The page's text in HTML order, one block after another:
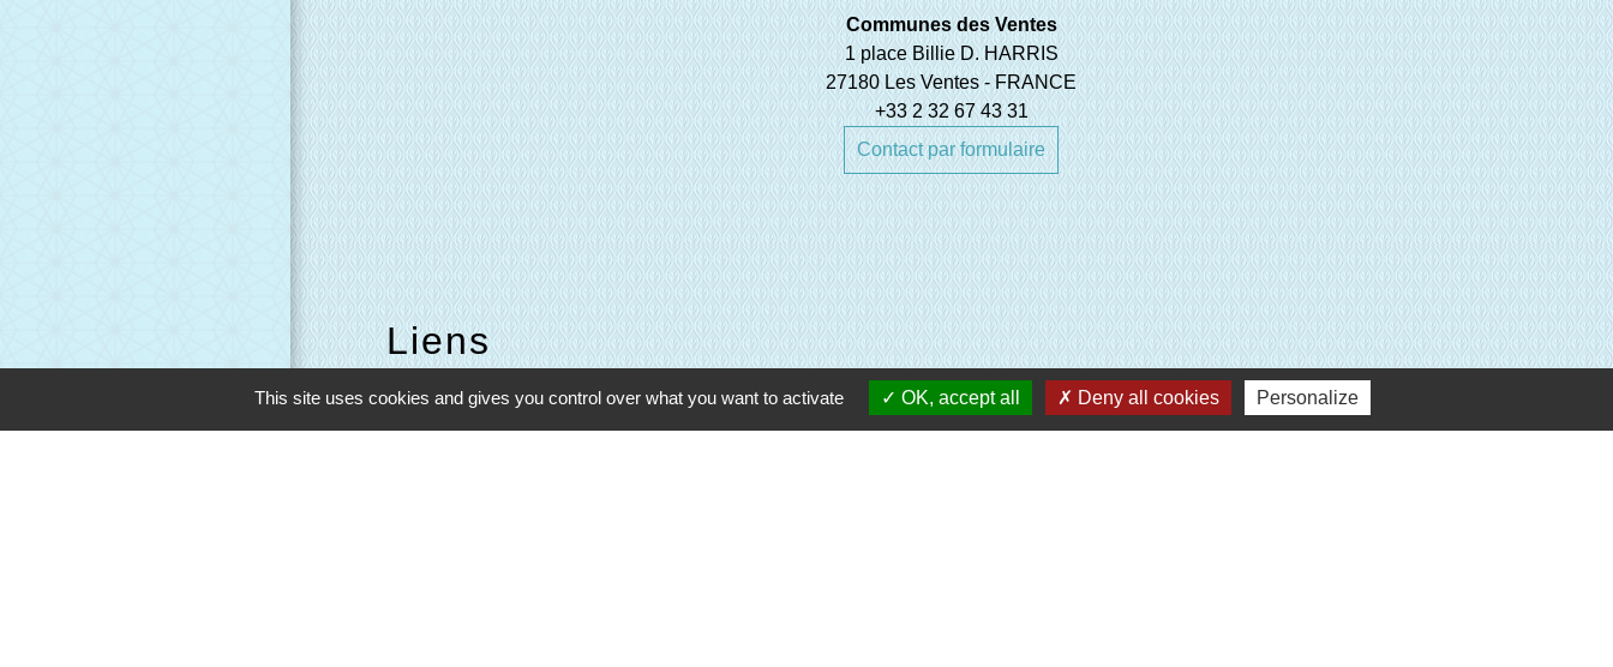
Communes des Ventes
1 place Billie D. HARRIS
27180 Les Ventes - FRANCE
+33 2 32 67 43 31
Contact par formulaire
Liens
Evreux Portes de Normandie (EPN)
This site uses cookies and gives you control over what you want to activate OK, accept all Deny all cookies Personalize